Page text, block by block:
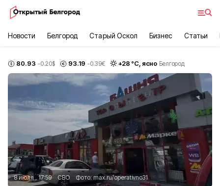
Новости Белгород Старый Оскол Бизнес Статьи
80.93 -0.20$ 93.19 -0.39€ +28 °С, ясно Белгород
8 июля , 17:59 СВО Фото: max.ru/operativno31